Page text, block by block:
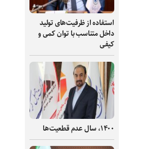
استفاده از ظرفیت‌های تولید
داخل متناسب با توان کمی و
کیفی
۱۴۰۰، سال عدم قطعیت‌ها